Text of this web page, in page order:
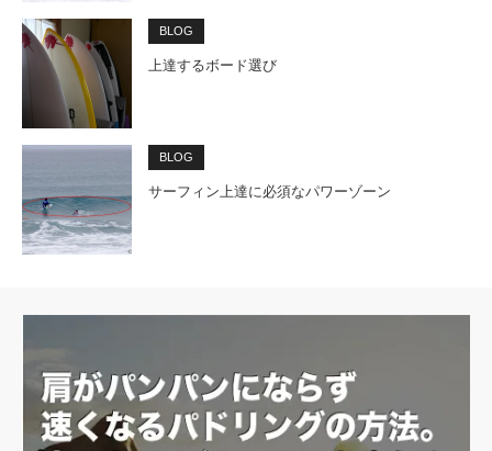
BLOG
上達するボード選び
BLOG
サーフィン上達に必須なパワーゾーン